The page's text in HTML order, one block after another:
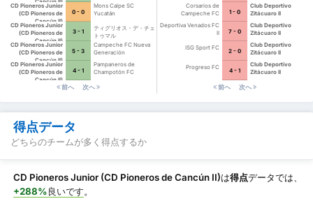
Cancún II)
CD Pioneros Junior
(CD Pioneros de
Cancún II)
0 - 0
Mons Calpe SC
Yucatán
CD Pioneros Junior
(CD Pioneros de
Cancún II)
3 - 1
ティグリオス・デ・チェ
トゥマル
CD Pioneros Junior
(CD Pioneros de
Cancún II)
5 - 3
Campeche FC Nueva
Generación
CD Pioneros Junior
(CD Pioneros de
Cancún II)
4 - 1
Pampaneros de
Champotón FC
前へ 次へ
Corsarios de
Campeche FC
1 - 0
Club Deportivo
Zitácuaro II
Deportiva Venados FC
II
7 - 0
Club Deportivo
Zitácuaro II
ISG Sport FC
2 - 0
Club Deportivo
Zitácuaro II
Progreso FC
4 - 1
Club Deportivo
Zitácuaro II
前へ 次へ
得点データ
どちらのチームが多く得点するか
CD Pioneros Junior (CD Pioneros de Cancún II)は得点データでは、
+288%良いです。